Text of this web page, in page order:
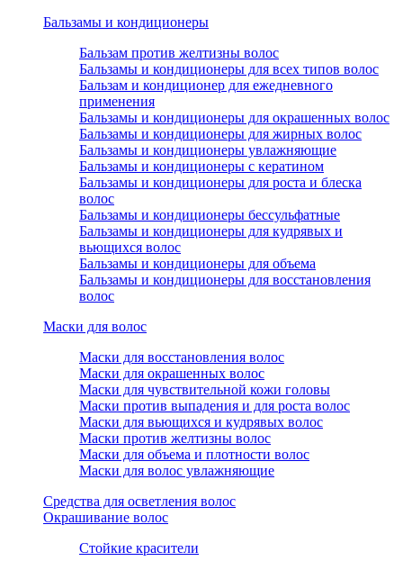
Бальзамы и кондиционеры
Бальзам против желтизны волос
Бальзамы и кондиционеры для всех типов волос
Бальзам и кондиционер для ежедневного
применения
Бальзамы и кондиционеры для окрашенных волос
Бальзамы и кондиционеры для жирных волос
Бальзамы и кондиционеры увлажняющие
Бальзамы и кондиционеры с кератином
Бальзамы и кондиционеры для роста и блеска
волос
Бальзамы и кондиционеры бессульфатные
Бальзамы и кондиционеры для кудрявых и
вьющихся волос
Бальзамы и кондиционеры для объема
Бальзамы и кондиционеры для восстановления
волос
Маски для волос
Маски для восстановления волос
Маски для окрашенных волос
Маски для чувствительной кожи головы
Маски против выпадения и для роста волос
Маски для вьющихся и кудрявых волос
Маски против желтизны волос
Маски для объема и плотности волос
Маски для волос увлажняющие
Средства для осветления волос
Окрашивание волос
Стойкие красители